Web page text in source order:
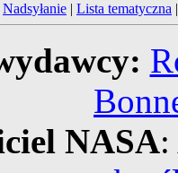
Nadsyłanie | Lista tematyczna
NASA: